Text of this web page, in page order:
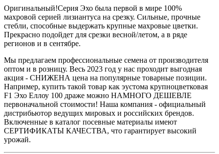
Оригинальный!Серия Эхо была первой в мире 100%
махровой серией лизиантуса на срезку. Сильные, прочные
стебли, способные выдержать крупные махровые цветки.
Прекрасно подойдет для срезки весной/летом, а в ряде
регионов и в сентябре.
Мы предлагаем профессиональные семена от производителя
оптом и в розницу. Весь 2023 год у нас проходит выгодная
акция - СНИЖЕНА цена на популярные товарные позиции.
Например, купить такой товар как эустома крупноцветковая
F1 Эхо Еллоу 100 драже можно НАМНОГО ДЕШЕВЛЕ
первоначальной стоимости! Наша компания - официальный
дистрибьютор ведущих мировых и российских брендов.
Включенные в каталог посевные материалы имеют
СЕРТИФИКАТЫ КАЧЕСТВА, что гарантирует высокий
урожай.